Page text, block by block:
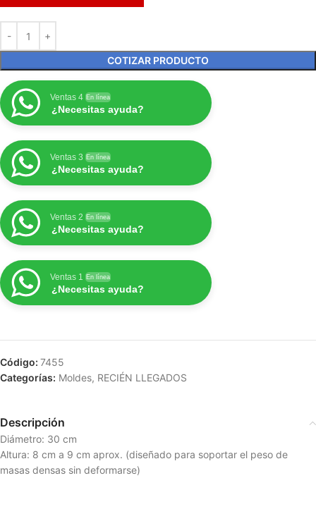
COTIZAR PRODUCTO
Ventas 4 En línea
¿Necesitas ayuda?
Ventas 3 En línea
¿Necesitas ayuda?
Ventas 2 En línea
¿Necesitas ayuda?
Ventas 1 En línea
¿Necesitas ayuda?
Código: 7455
Categorías: Moldes, RECIÉN LLEGADOS
Descripción
Diámetro: 30 cm
Altura: 8 cm a 9 cm aprox. (diseñado para soportar el peso de
masas densas sin deformarse)